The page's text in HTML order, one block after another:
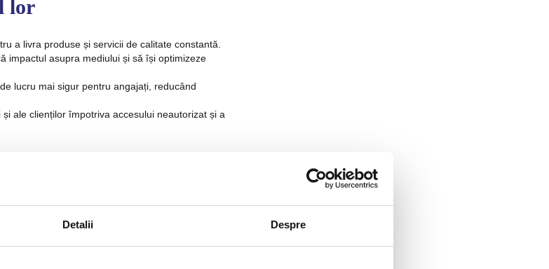
Detalii Despre
lor
a livra produse și servicii de calitate constantă.
impactul asupra mediului și să își optimizeze
lucru mai sigur pentru angajați, reducând
ale clienților împotriva accesului neautorizat și a
management integrat
de un SMI. Dacă te confrunți cu cerințe stricte
de operare, un astfel de sistem poate fi un